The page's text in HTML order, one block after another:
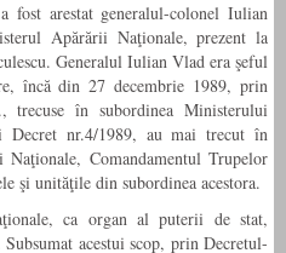
fost arestat generalul-colonel Iulian
Apărării Naţionale, prezent la
Generalul Iulian Vlad era şeful
încă din 27 decembrie 1989, prin
trecuse în subordinea Ministerului
Decret nr.4/1989, au mai trecut în
Comandamentul Trupelor
şi unităţile din subordinea acestora.
ca organ al puterii de stat,
acestui scop, prin Decretul-